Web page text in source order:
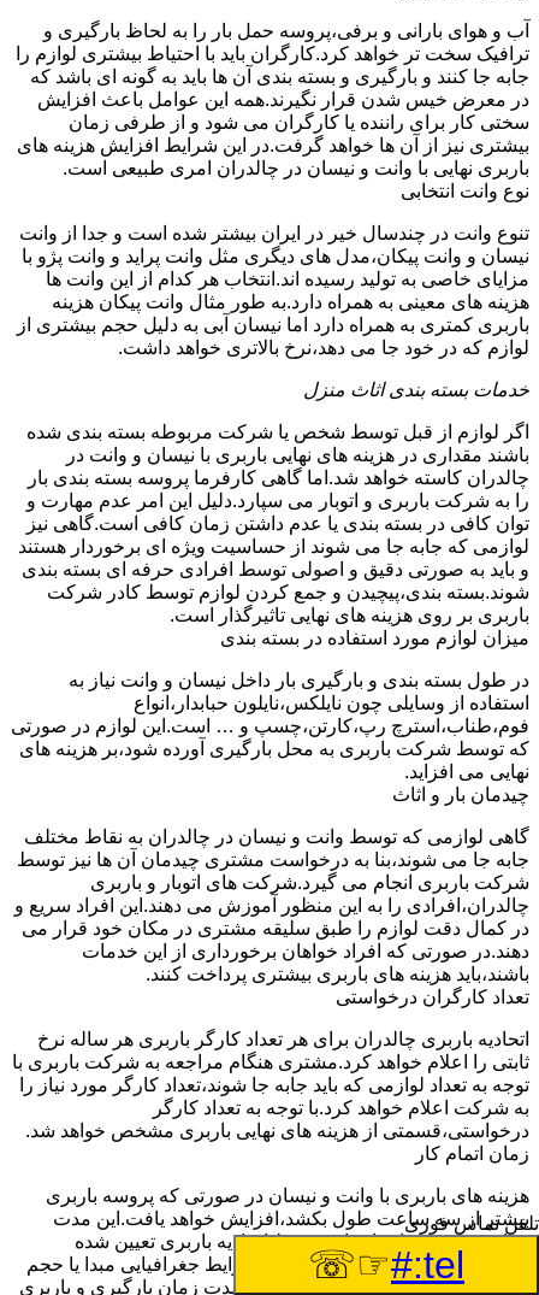
آب و هوای بارانی و برفی،پروسه حمل بار را به لحاظ بارگیری و
ترافیک سخت تر خواهد کرد.کارگران باید با احتیاط بیشتری لوازم را
جابه جا کنند و بارگیری و بسته بندی آن ها باید به گونه ای باشد که
در معرض خیس شدن قرار نگیرند.همه این عوامل باعث افزایش
سختی کار برای راننده یا کارگران می شود و از طرفی زمان
بیشتری نیز از آن ها خواهد گرفت.در این شرایط افزایش هزینه های
باربری نهایی با وانت و نیسان در چالدران امری طبیعی است.
نوع وانت انتخابی
تنوع وانت در چندسال خیر در ایران بیشتر شده است و جدا از وانت
نیسان و وانت پیکان،مدل های دیگری مثل وانت پراید و وانت پژو با
مزایای خاصی به تولید رسیده اند.انتخاب هر کدام از این وانت ها
هزینه های معینی به همراه دارد.به طور مثال وانت پیکان هزینه
باربری کمتری به همراه دارد اما نیسان آبی به دلیل حجم بیشتری از
لوازم که در خود جا می دهد،نرخ بالاتری خواهد داشت.
خدمات بسته بندی اثاث منزل
اگر لوازم از قبل توسط شخص یا شرکت مربوطه بسته بندی شده
باشند مقداری در هزینه های نهایی باربری با نیسان و وانت در
چالدران کاسته خواهد شد.اما گاهی کارفرما پروسه بسته بندی بار
را به شرکت باربری و اتوبار می سپارد.دلیل این امر عدم مهارت و
توان کافی در بسته بندی یا عدم داشتن زمان کافی است.گاهی نیز
لوازمی که جابه جا می شوند از حساسیت ویژه ای برخوردار هستند
و باید به صورتی دقیق و اصولی توسط افرادی حرفه ای بسته بندی
شوند.بسته بندی،پیچیدن و جمع کردن لوازم توسط کادر شرکت
باربری بر روی هزینه های نهایی تاثیرگذار است.
میزان لوازم مورد استفاده در بسته بندی
در طول بسته بندی و بارگیری بار داخل نیسان و وانت نیاز به
استفاده از وسایلی چون نایلکس،نایلون حبابدار،انواع
فوم،طناب،استرچ رپ،کارتن،چسپ و … است.این لوازم در صورتی
که توسط شرکت باربری به محل بارگیری آورده شود،بر هزینه های
نهایی می افزاید.
چیدمان بار و اثاث
گاهی لوازمی که توسط وانت و نیسان در چالدران به نقاط مختلف
جابه جا می شوند،بنا به درخواست مشتری چیدمان آن ها نیز توسط
شرکت باربری انجام می گیرد.شرکت های اتوبار و باربری
چالدران،افرادی را به این منظور آموزش می دهند.این افراد سریع و
در کمال دقت لوازم را طبق سلیقه مشتری در مکان خود قرار می
دهند.در صورتی که افراد خواهان برخورداری از این خدمات
باشند،باید هزینه های باربری بیشتری پرداخت کنند.
تعداد کارگران درخواستی
اتحادیه باربری چالدران برای هر تعداد کارگر باربری هر ساله نرخ
ثابتی را اعلام خواهد کرد.مشتری هنگام مراجعه به شرکت باربری با
توجه به تعداد لوازمی که باید جابه جا شوند،تعداد کارگر مورد نیاز را
به شرکت اعلام خواهد کرد.با توجه به تعداد کارگر
درخواستی،قسمتی از هزینه های نهایی باربری مشخص خواهد شد.
زمان اتمام کار
هزینه های باربری با وانت و نیسان در صورتی که پروسه باربری
بیشتر از سه ساعت طول بکشد،افزایش خواهد یافت.این مدت
زمان به صورت استادندارد توسط اتحادیه باربری تعیین شده
است.عواملی مثل آب وهوا،ترافیک،شرایط جغرافیایی مبدا یا حجم
زیاد لوازم ممکن است باعث افزایش مدت زمان بارگیری و باربری
تلفن تماس فوری
tel:#
☞☏